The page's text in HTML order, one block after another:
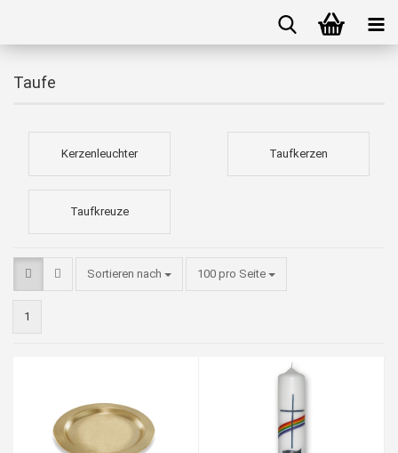
Taufe
Kerzenleuchter Taufkerzen
Taufkreuze
Sortieren nach 100 pro Seite
1